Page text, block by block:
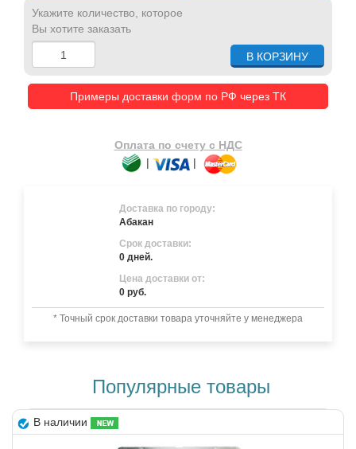
Укажите количество, которое
Вы хотите заказать
Примеры доставки форм по РФ через ТК
Оплата по счету с НДС
Доставка по городу:
Абакан
Срок доставки:
0 дней.
Цена доставки от:
0 руб.
* Точный срок доставки товара уточняйте у менеджера
Популярные товары
В наличии